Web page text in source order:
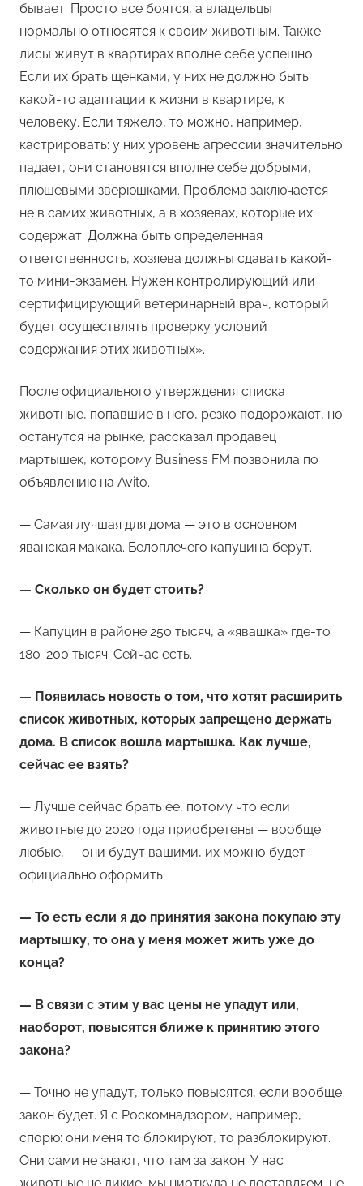
бывает. Просто все боятся, а владельцы
нормально относятся к своим животным. Также
лисы живут в квартирах вполне себе успешно.
Если их брать щенками, у них не должно быть
какой-то адаптации к жизни в квартире, к
человеку. Если тяжело, то можно, например,
кастрировать: у них уровень агрессии значительно
падает, они становятся вполне себе добрыми,
плюшевыми зверюшками. Проблема заключается
не в самих животных, а в хозяевах, которые их
содержат. Должна быть определенная
ответственность, хозяева должны сдавать какой-
то мини-экзамен. Нужен контролирующий или
сертифицирующий ветеринарный врач, который
будет осуществлять проверку условий
содержания этих животных».
После официального утверждения списка
животные, попавшие в него, резко подорожают, но
останутся на рынке, рассказал продавец
мартышек, которому Business FM позвонила по
объявлению на Avito.
— Самая лучшая для дома — это в основном
яванская макака. Белоплечего капуцина берут.
— Сколько он будет стоить?
— Капуцин в районе 250 тысяч, а «явашка» где-то
180-200 тысяч. Сейчас есть.
— Появилась новость о том, что хотят расширить
список животных, которых запрещено держать
дома. В список вошла мартышка. Как лучше,
сейчас ее взять?
— Лучше сейчас брать ее, потому что если
животные до 2020 года приобретены — вообще
любые, — они будут вашими, их можно будет
официально оформить.
— То есть если я до принятия закона покупаю эту
мартышку, то она у меня может жить уже до
конца?
— В связи с этим у вас цены не упадут или,
наоборот, повысятся ближе к принятию этого
закона?
— ​Точно не упадут, только повысятся, если вообще
закон будет. Я с Роскомнадзором, например,
спорю: они меня то блокируют, то разблокируют.
Они сами не знают, что там за закон. У нас